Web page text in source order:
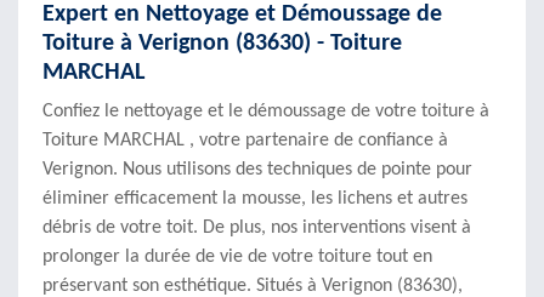
Expert en Nettoyage et Démoussage de
Toiture à Verignon (83630) - Toiture
MARCHAL
Confiez le nettoyage et le démoussage de votre toiture à
Toiture MARCHAL , votre partenaire de confiance à
Verignon. Nous utilisons des techniques de pointe pour
éliminer efficacement la mousse, les lichens et autres
débris de votre toit. De plus, nos interventions visent à
prolonger la durée de vie de votre toiture tout en
préservant son esthétique. Situés à Verignon (83630),